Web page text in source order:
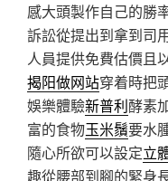
感大頭製作自己的勝
訴訟從提出到拿到司
人員提供免費估價且
揭阳做网站穿着時把
娛樂體驗新普利酵素
富的食物玉米鬚要水
隨心所欲可以設定立
趣從腰部到腳的緊身